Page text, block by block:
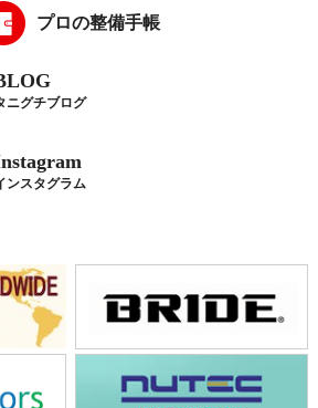
プロの整備手帳
ニグチブログ
ンスタグラム